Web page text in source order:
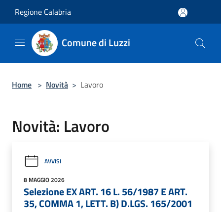
Regione Calabria
Comune di Luzzi
Home > Novità > Lavoro
Novità: Lavoro
AVVISI
8 MAGGIO 2026
Selezione EX ART. 16 L. 56/1987 E ART.
35, COMMA 1, LETT. B) D.LGS. 165/2001